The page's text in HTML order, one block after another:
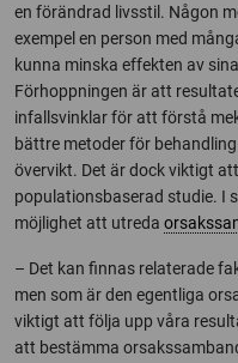
en förändrad livsstil. Någon
exempel en person med
kunna minska effekten av
Förhoppningen är att
infallsvinklar för att förstå
bättre metoder för
övervikt. Det är dock viktigt
populationsbaserad studie. I
möjlighet att utreda
– Det kan finnas relaterade
men som är den egentliga
viktigt att följa upp våra
att bestämma